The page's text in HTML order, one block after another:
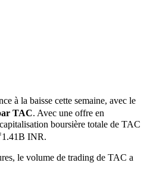
à la baisse cette semaine, avec le
TAC. Avec une offre en
boursière totale de TAC
INR.
le volume de trading de TAC a